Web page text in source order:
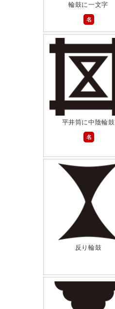
輪鼓に一文字
名
平井筒に中陰輪鼓
名
反り輪鼓